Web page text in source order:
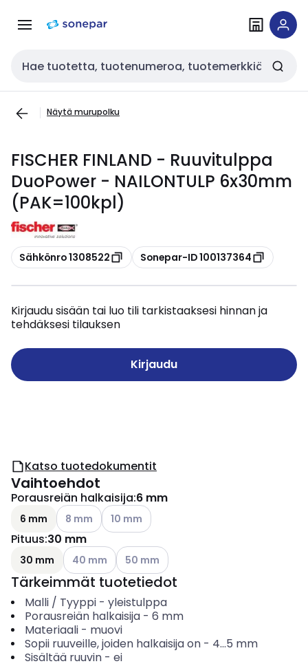
navigointiinsisältöön
Haku
Näytä murupolku
FISCHER FINLAND - Ruuvitulppa
DuoPower - NAILONTULP 6x30mm
(PAK=100kpl)
Kopioi
Sähkönro 1308522 Kopioi
Sonepar-ID 100137364
Kirjaudu sisään tai luo tili tarkistaaksesi hinnan ja
tehdäksesi tilauksen
Kirjaudu
Katso tuotedokumentit
Vaihtoehdot
Porausreiän halkaisija:6 mm
6 mm Katso käytettävissä olevat vaihtoehdot
8 mm Katso käytettävissä olevat vaihtoehdot
10 mm
Pituus:30 mm
30 mm Katso käytettävissä olevat vaihtoehdot
40 mm Katso käytettävissä olevat vaihtoehdot
50 mm
Tärkeimmät tuotetiedot
Malli / Tyyppi- yleistulppa
Porausreiän halkaisija- 6 mm
Materiaali- muovi
Sopii ruuveille, joiden halkaisija on- 4...5 mm
Sisältää ruuvin- ei